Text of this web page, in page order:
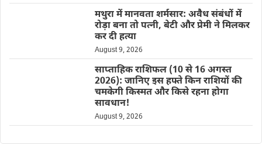
मथुरा में मानवता शर्मसार: अवैध संबंधों में
रोड़ा बना तो पत्नी, बेटी और प्रेमी ने मिलकर
कर दी हत्या
August 9, 2026
साप्ताहिक राशिफल (10 से 16 अगस्त
2026): जानिए इस हफ्ते किन राशियों की
चमकेगी किस्मत और किसे रहना होगा
सावधान!
August 9, 2026